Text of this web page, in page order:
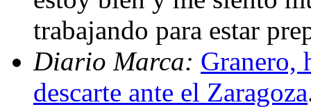
trabajando para estar
Diario Marca: Granero,
descarte ante el Zaragoza